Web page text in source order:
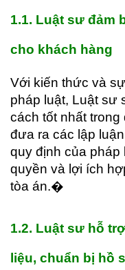
1.1. Luật sư đảm
cho khách hàng
Với kiến thức và
pháp luật, Luật sư
cách tốt nhất
đưa ra các lập
quy định của pháp
quyền và lợi ích
tòa án.�
1.2. Luật sư hỗ
liệu, chuẩn bị hồ